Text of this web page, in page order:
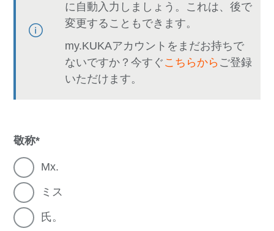
に自動入力しましょう。これは、後で
変更することもできます。
my.KUKAアカウントをまだお持ちで
ないですか？今すぐ こちらから ご登録
いただけます。
敬称
Mx.
ミス
氏。